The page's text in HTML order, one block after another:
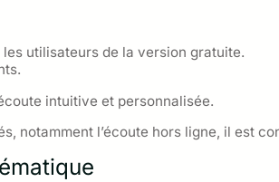
utilisateurs de la version gratuite.
intuitive et personnalisée.
notamment l’écoute hors ligne, il est